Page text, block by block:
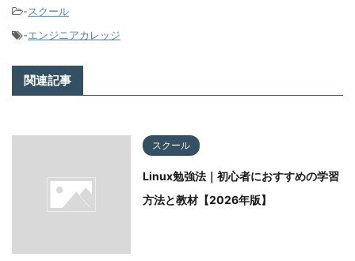
-スクール
-エンジニアカレッジ
関連記事
スクール
Linux勉強法｜初心者におすすめの学習
方法と教材【2026年版】